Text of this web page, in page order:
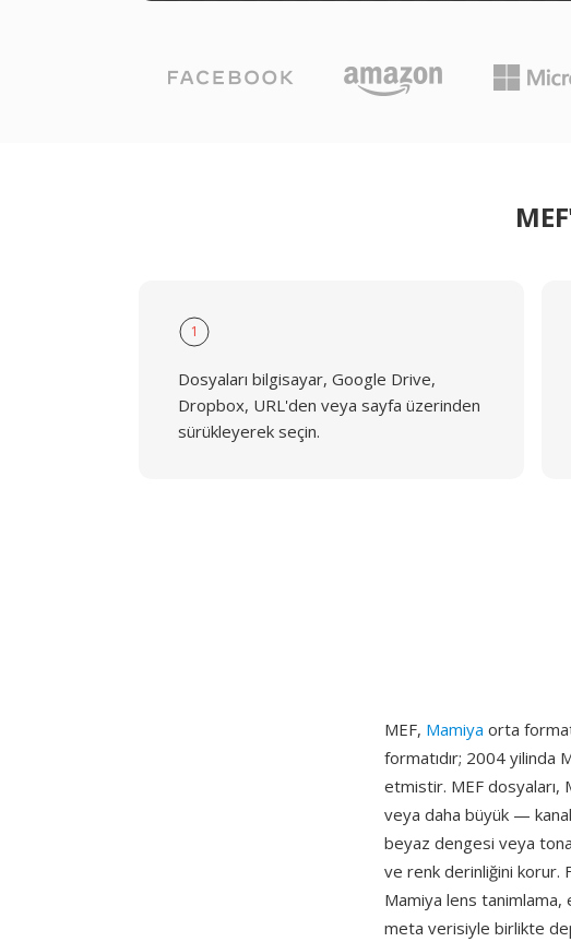
1
Dosyaları bilgisayar, Google Drive,
Dropbox, URL'den veya sayfa üzerinden
sürükleyerek seçin.
MEF, Mamiya orta
formatıdır; 2004 yilinda
etmistir. MEF dosyaları,
veya daha büyük — kanal
beyaz dengesi veya
ve renk derinliğini korur.
Mamiya lens tanimlama,
meta verisiyle birlikte